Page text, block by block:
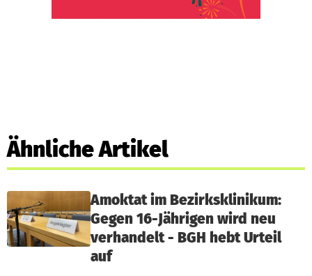
Ähnliche Artikel
Amoktat im Bezirksklinikum:
Gegen 16-Jährigen wird neu
verhandelt - BGH hebt Urteil
auf